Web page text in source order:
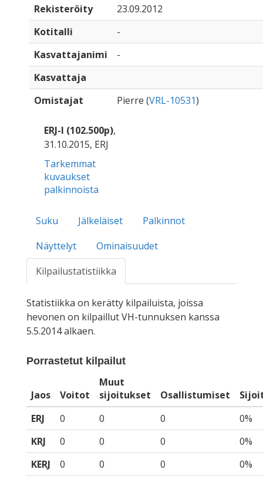
Rekisteröity
23.09.2012
Kotitalli
-
Kasvattajanimi
-
Kasvattaja
Omistajat
Pierre (VRL-10531)
ERJ-I (102.500p),
31.10.2015, ERJ
Tarkemmat
kuvaukset
palkinnoista
Suku Jälkeläiset
Palkinnot
Näyttelyt
Ominaisuudet
Kilpailustatistiikka
Statistiikka on kerätty kilpailuista, joissa
hevonen on kilpaillut VH-tunnuksen kanssa
5.5.2014 alkaen.
Porrastetut kilpailut
Jaos Voitot
Muut
sijoitukset
Osallistumiset
ERJ
0 0 0
0%
KRJ
0 0 0
0%
KERJ
0 0 0
0%